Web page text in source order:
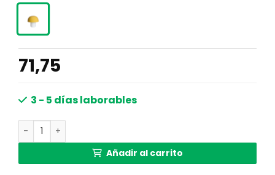
71,75
3 - 5 días laborables
Lámpara de mesa metal amarillo Light & Living ANIVA
Añadir al carrito